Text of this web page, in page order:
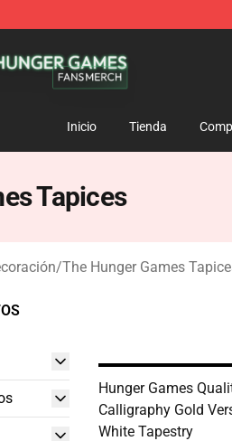
Inicio Tienda
Tapices
/The Hunger Games
Hunger Games
Calligraphy Gold
White Tapestry